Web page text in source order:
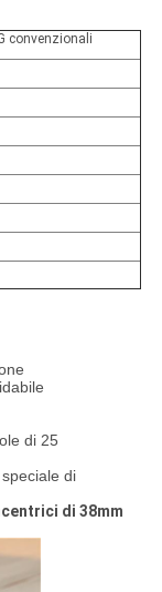
convenzionali
di 25
di
di 38mm